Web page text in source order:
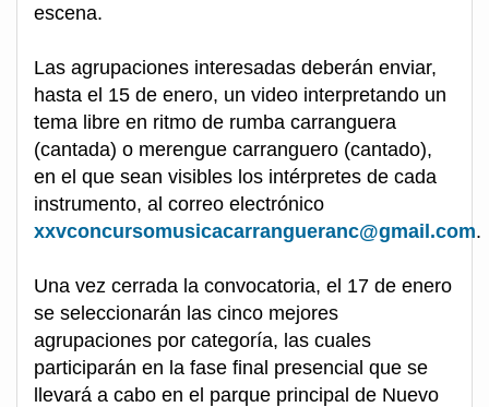
escena.
Las agrupaciones interesadas deberán enviar,
hasta el 15 de enero, un video interpretando un
tema libre en ritmo de rumba carranguera
(cantada) o merengue carranguero (cantado),
en el que sean visibles los intérpretes de cada
instrumento, al correo electrónico
xxvconcursomusicacarrangueranc@gmail.com.
Una vez cerrada la convocatoria, el 17 de enero
se seleccionarán las cinco mejores
agrupaciones por categoría, las cuales
participarán en la fase final presencial que se
llevará a cabo en el parque principal de Nuevo